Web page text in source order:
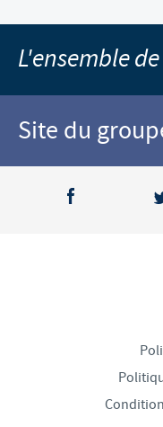
L'ensemble
Site du